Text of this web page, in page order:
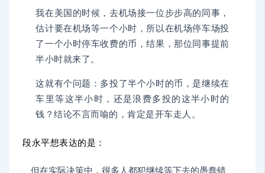
我在美国的时候，去机场接一位步步高的同事，
估计要在机场等一个小时，所以在机场停车场投
了一个小时停车收费的币，结果，那位同事提前
半小时就来了。
这就有个问题：多投了半个小时的币，是继续在
车里等这半小时，还是浪费多投的这半小时的
钱？结论不言而喻的，肯定是开车走人。
段永平想表达的是：
但在实际决策中，很多人都犯继续等下去的愚蠢错